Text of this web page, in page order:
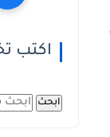
اكتب
ابحث